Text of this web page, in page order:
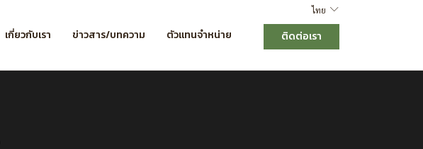
ไทย
ติดต่อเรา
เกี่ยวกับเรา ข่าวสาร/บทความ ตัวแทนจำหน่าย